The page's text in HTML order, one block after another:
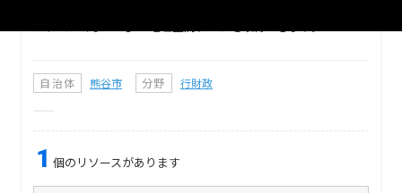
自治体 熊谷市 分野 行財政
1 個のリソースがあります